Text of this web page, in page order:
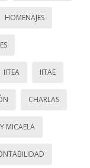
HOMENAJES
IITEA IITAE
CHARLAS
MICAELA